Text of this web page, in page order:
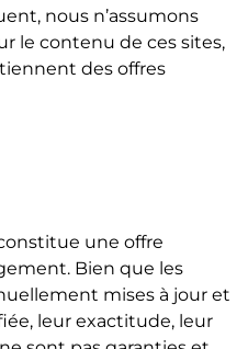
nous n’assumons
le contenu de ces sites,
des offres
une offre
Bien que les
mises à jour et
leur exactitude, leur